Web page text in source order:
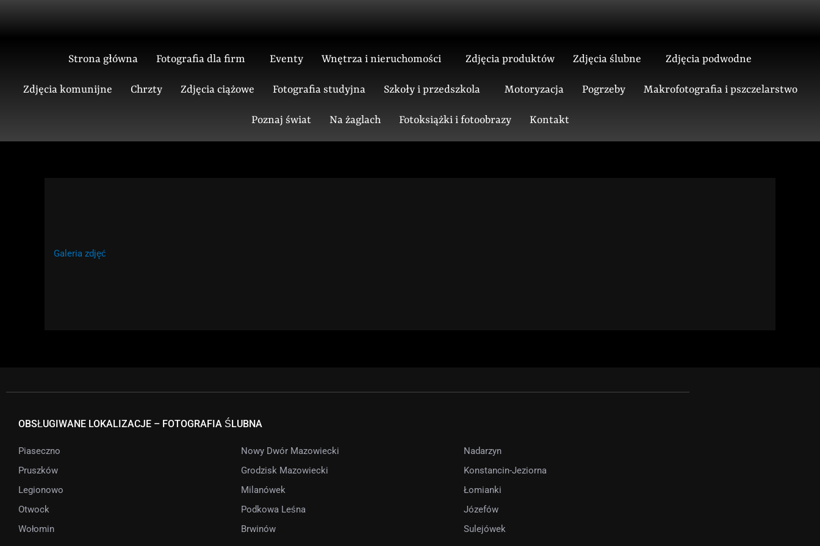
Strona główna Fotografia dla firm Eventy Wnętrza i nieruchomości Zdjęcia produktów Zdjęcia ślubne Zdjęcia podwodne
Zdjęcia komunijne Chrzty Zdjęcia ciążowe Fotografia studyjna Szkoły i przedszkola Motoryzacja Pogrzeby Makrofotografia i pszczelarstwo
Poznaj świat Na żaglach Fotoksiążki i fotoobrazy Kontakt
Galeria zdjęć
OBSŁUGIWANE LOKALIZACJE – FOTOGRAFIA ŚLUBNA
Piaseczno
Pruszków
Legionowo
Otwock
Wołomin
Nowy Dwór Mazowiecki
Grodzisk Mazowiecki
Milanówek
Podkowa Leśna
Brwinów
Nadarzyn
Konstancin-Jeziorna
Łomianki
Józefów
Sulejówek